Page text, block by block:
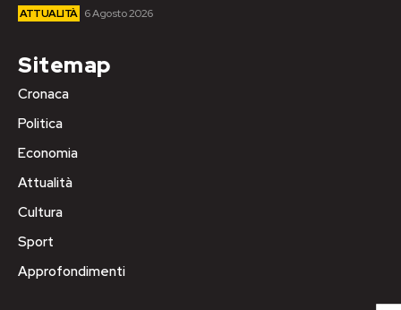
ATTUALITÀ 6 Agosto 2026
Sitemap
Cronaca
Politica
Economia
Attualità
Cultura
Sport
Approfondimenti